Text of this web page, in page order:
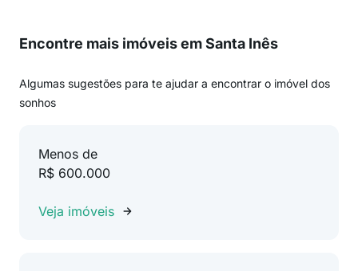
Encontre mais imóveis em Santa Inês
Algumas sugestões para te ajudar a encontrar o imóvel dos
sonhos
Menos de
R$ 600.000
Veja imóveis